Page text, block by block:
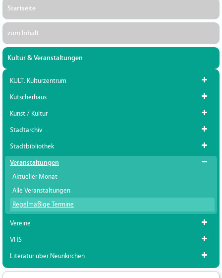
Startseite
zum Inhalt
Kultur & Veranstaltungen
KULT. Kulturzentrum
Kutscherhaus
Kunst / Kultur
Stadtarchiv
Stadtbibliothek
Veranstaltungen
Aktueller Monat
Alle Veranstaltungen
Regelmäßige Termine
Vereine
VHS
Literatur über Neunkirchen